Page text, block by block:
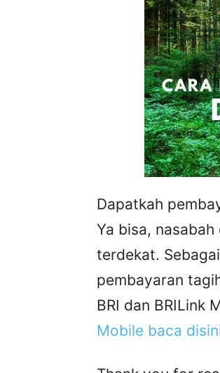
Dapatkah
Ya bisa,
terdekat.
pembayaran
BRI dan BRILink
Mobile baca